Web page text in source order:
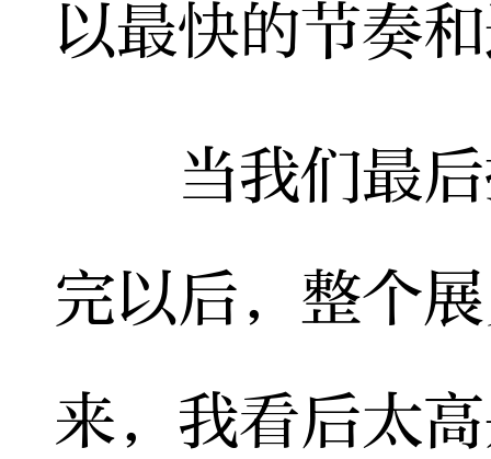
以最快的节奏
当我们最后
完以后，整个
来，我看后太